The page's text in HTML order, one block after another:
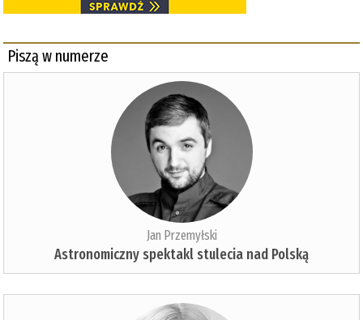
Piszą w numerze
Jan Przemyłski
Astronomiczny spektakl stulecia nad Polską